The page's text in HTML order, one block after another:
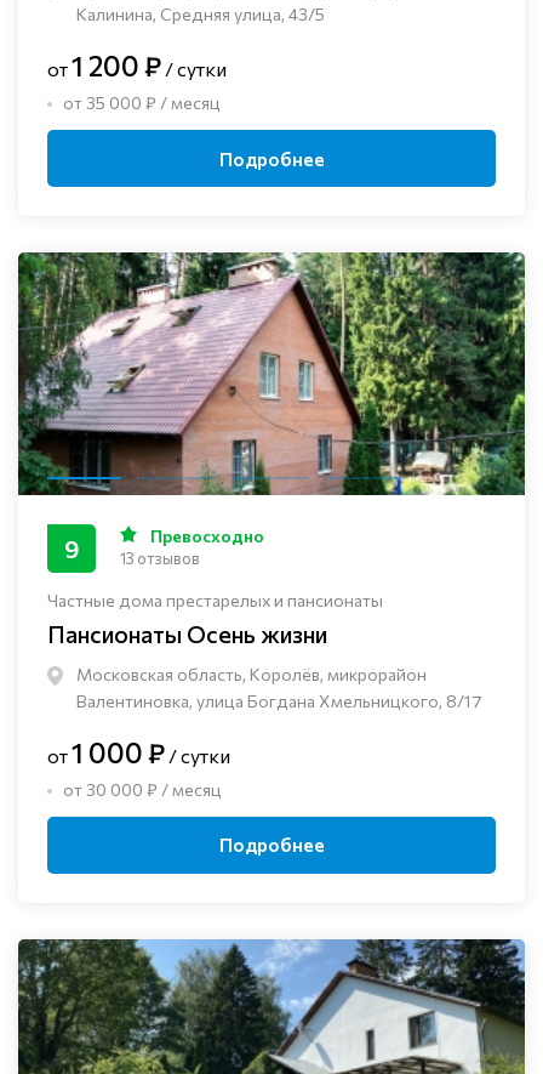
Калинина, Средняя улица, 43/5
от1 200 ₽ / сутки
от 35 000 ₽ / месяц
Подробнее
Частные дома престарелых и пансионаты
Пансионаты Осень жизни
Московская область, Королёв, микрорайон
Валентиновка, улица Богдана Хмельницкого, 8/17
9 Превосходно
13 отзывов
от1 000 ₽ / сутки
от 30 000 ₽ / месяц
Подробнее